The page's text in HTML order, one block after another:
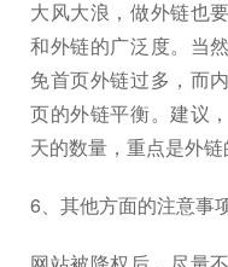
大风大浪，做外链也
和外链的广泛度。当
免首页外链过多，而
页的外链平衡。建议
天的数量，重点是外链
6、其他方面的注意事